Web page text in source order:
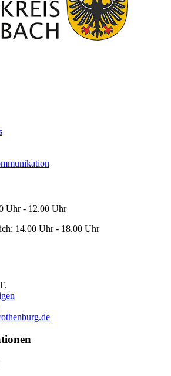
Uhr - 12.00 Uhr
14.00 Uhr - 18.00 Uhr